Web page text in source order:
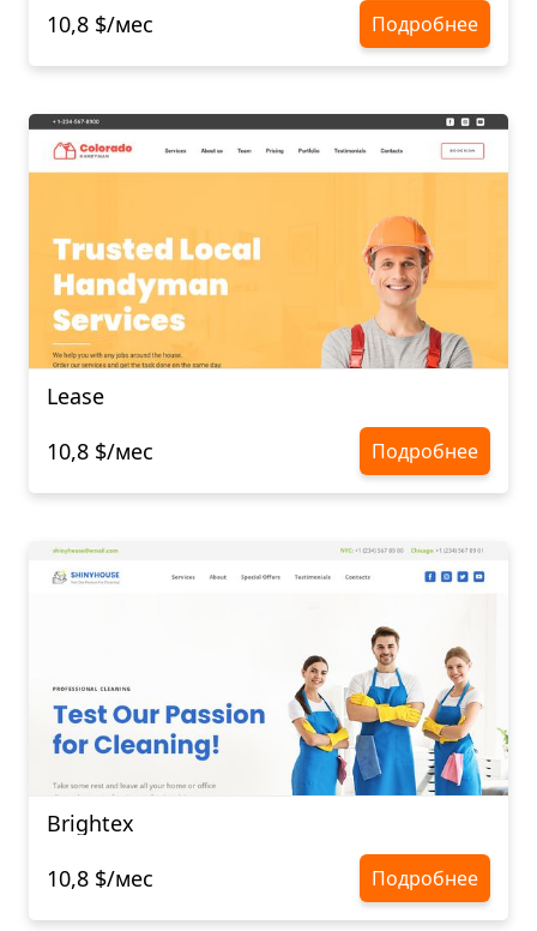
10,8 $/мес
Подробнее
Lease
10,8 $/мес
Подробнее
Brightex
10,8 $/мес
Подробнее